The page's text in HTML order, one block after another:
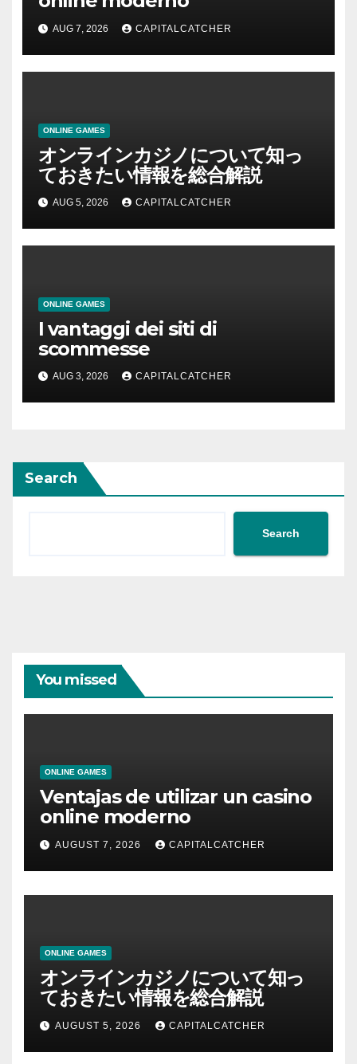
AUG 7, 2026 CAPITALCATCHER
ONLINE GAMES
オンラインカジノについて知っ
ておきたい情報を総合解説
AUG 5, 2026 CAPITALCATCHER
ONLINE GAMES
I vantaggi dei siti di
scommesse
AUG 3, 2026 CAPITALCATCHER
Search
Search
You missed
ONLINE GAMES
Ventajas de utilizar un casino
online moderno
AUGUST 7, 2026 CAPITALCATCHER
ONLINE GAMES
オンラインカジノについて知っ
ておきたい情報を総合解説
AUGUST 5, 2026 CAPITALCATCHER